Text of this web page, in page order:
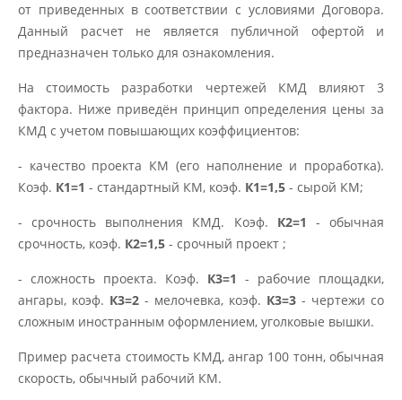
от приведенных в соответствии с условиями Договора.
Данный расчет не является публичной офертой и
предназначен только для ознакомления.
На стоимость разработки чертежей КМД влияют 3
фактора. Ниже приведён принцип определения цены за
КМД с учетом повышающих коэффициентов:
- качество проекта КМ (его наполнение и проработка).
Коэф. К1=1 - стандартный КМ, коэф. К1=1,5 - сырой КМ;
- срочность выполнения КМД. Коэф. К2=1 - обычная
срочность, коэф. К2=1,5 - срочный проект ;
- сложность проекта. Коэф. К3=1 - рабочие площадки,
ангары, коэф. К3=2 - мелочевка, коэф. К3=3 - чертежи со
сложным иностранным оформлением, уголковые вышки.
Пример расчета стоимость КМД, ангар 100 тонн, обычная
скорость, обычный рабочий КМ.